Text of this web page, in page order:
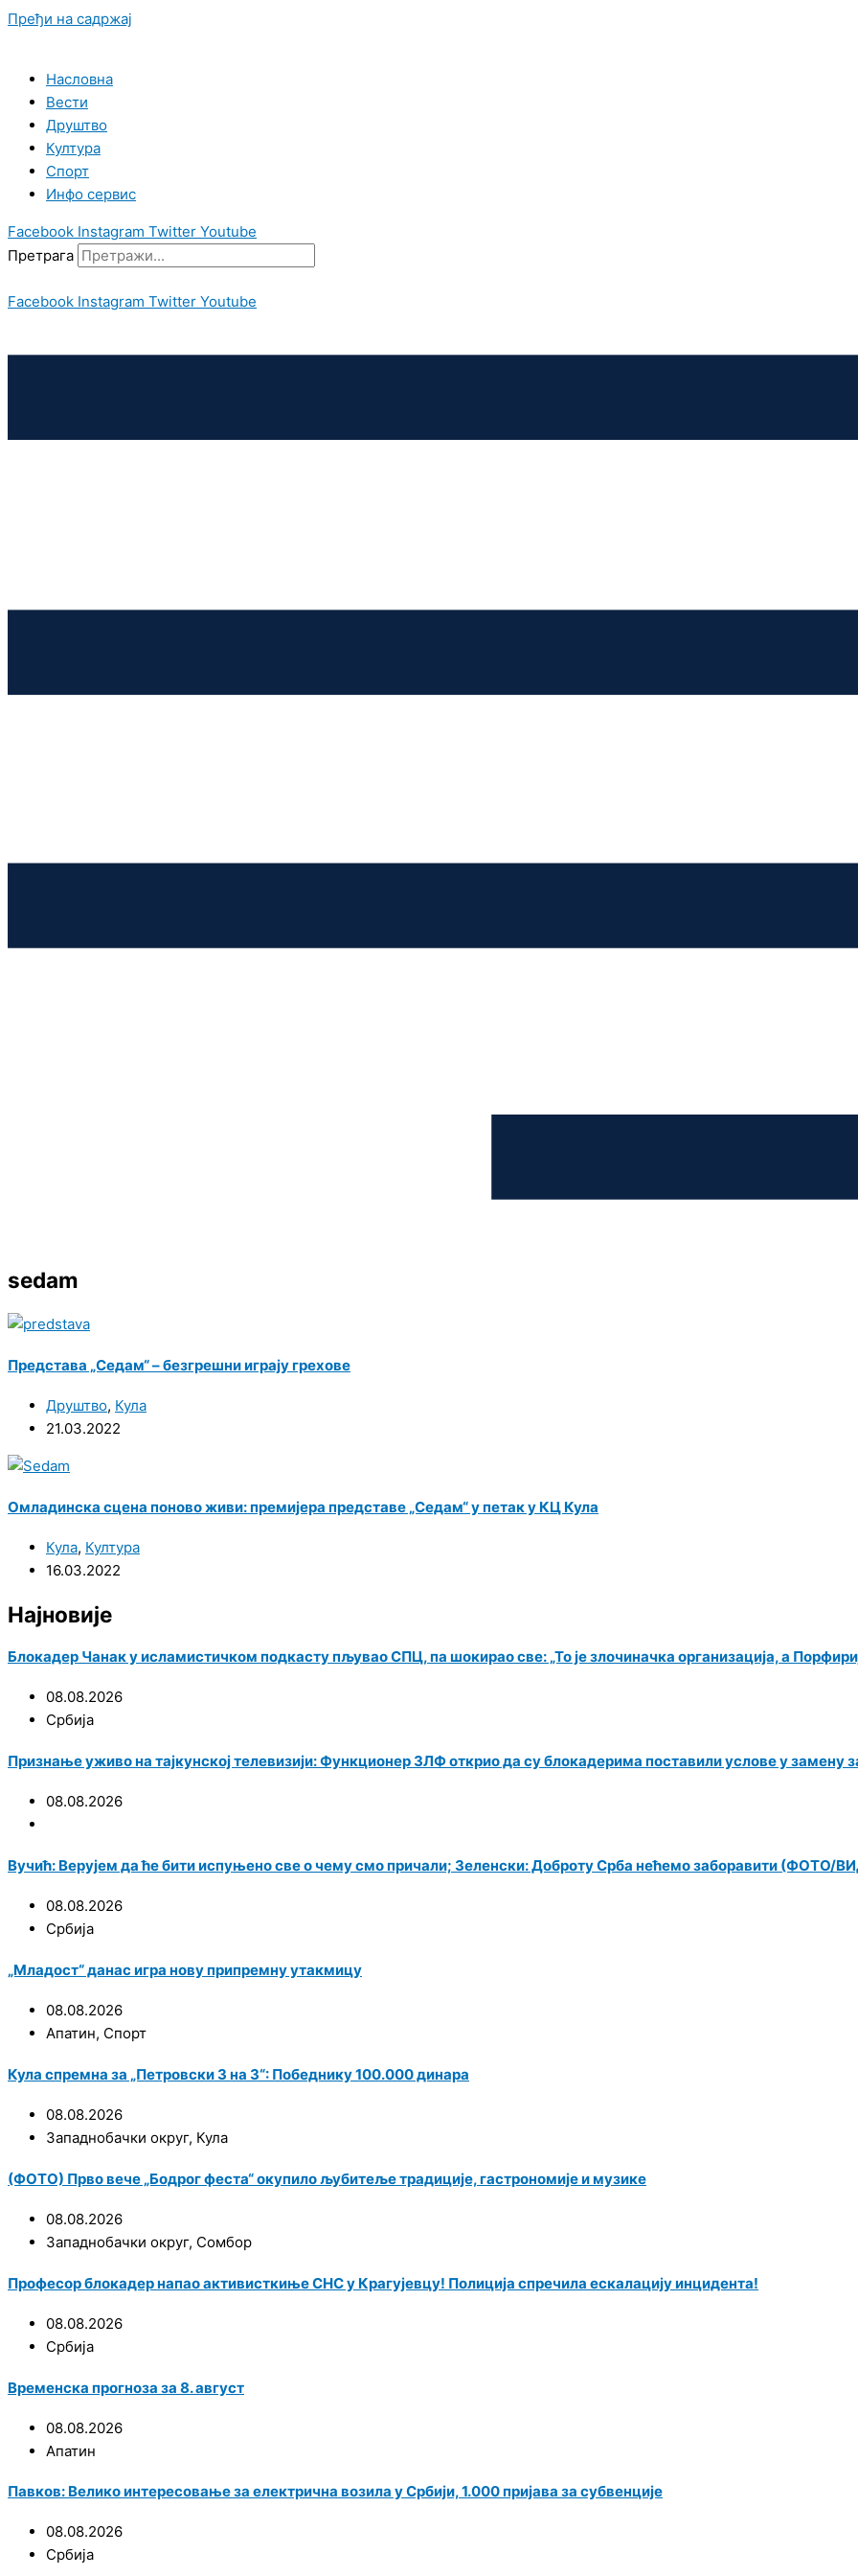
Пређи на садржај
Насловна
Вести
Друштво
Култура
Спорт
Инфо сервис
Facebook Instagram Twitter Youtube
Претрага
Facebook Instagram Twitter Youtube
sedam
Представа „Седам“ – безгрешни играју грехове
Друштво, Кула
21.03.2022
Омладинска сцена поново живи: премијера представе „Седам“ у петак у КЦ Кула
Кула, Култура
16.03.2022
Најновије
Блокадер Чанак у исламистичком подкасту пљувао СПЦ, па шокирао све: „То је злочиначка организација, а
08.08.2026
Србија
Признање уживо на тајкунској телевизији: Функционер ЗЛФ открио да су блокадерима поставили услове у замену
08.08.2026
Вучић: Верујем да ће бити испуњено све о чему смо причали; Зеленски: Доброту Срба нећемо заборавити (ФОТО/
08.08.2026
Србија
„Младост“ данас игра нову припремну утакмицу
08.08.2026
Апатин, Спорт
Кула спремна за „Петровски 3 на 3“: Победнику 100.000 динара
08.08.2026
Западнобачки округ, Кула
(ФОТО) Прво вече „Бодрог феста“ окупило љубитеље традиције, гастрономије и музике
08.08.2026
Западнобачки округ, Сомбор
Професор блокадер напао активисткиње СНС у Крагујевцу! Полиција спречила ескалацију инцидента!
08.08.2026
Србија
Временска прогноза за 8. август
08.08.2026
Апатин
Павков: Велико интересовање за електрична возила у Србији, 1.000 пријава за субвенције
08.08.2026
Србија